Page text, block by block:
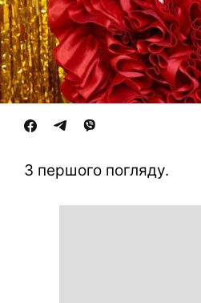
З першого погляду.